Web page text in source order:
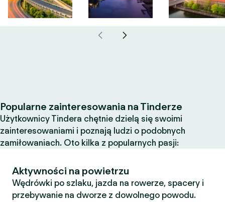
Popularne zainteresowania na Tinderze
Użytkownicy Tindera chętnie dzielą się swoimi
zainteresowaniami i poznają ludzi o podobnych
zamiłowaniach. Oto kilka z popularnych pasji:
Aktywności na powietrzu
Wędrówki po szlaku, jazda na rowerze, spacery i
przebywanie na dworze z dowolnego powodu.